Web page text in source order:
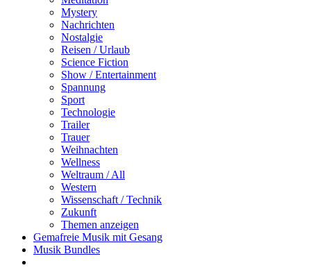
Mystery
Nachrichten
Nostalgie
Reisen / Urlaub
Science Fiction
Show / Entertainment
Spannung
Sport
Technologie
Trailer
Trauer
Weihnachten
Wellness
Weltraum / All
Western
Wissenschaft / Technik
Zukunft
Themen anzeigen
Gemafreie Musik mit Gesang
Musik Bundles